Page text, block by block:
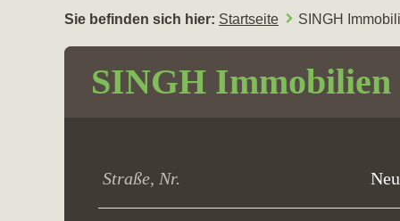
Sie befinden sich hier: Startseite SINGH
SINGH
Straße, Nr.